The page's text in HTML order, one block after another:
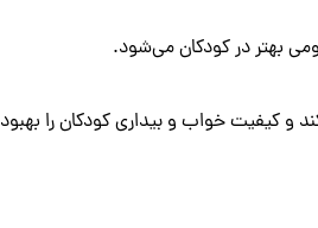
بهتر در کودکان می‌شود.
کیفیت خواب و بیداری کودکان را بهبود